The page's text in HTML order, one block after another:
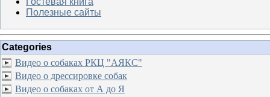
Полезные сайты
Categories
Видео о собаках РКЦ "АЯКС"
Видео о дрессировке собак
Видео о собаках от А до Я